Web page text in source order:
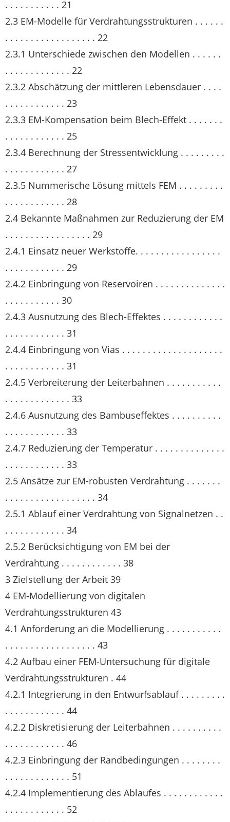
. . . . . . . . . . . 21
2.3 EM-Modelle für Verdrahtungsstrukturen . . . . . .
. . . . . . . . . . . . . . . . . . 22
2.3.1 Unterschiede zwischen den Modellen . . . . . .
. . . . . . . . . . . . . 22
2.3.2 Abschätzung der mittleren Lebensdauer . . . .
. . . . . . . . . . . . 23
2.3.3 EM-Kompensation beim Blech-Effekt . . . . . . .
. . . . . . . . . . . . 25
2.3.4 Berechnung der Stressentwicklung . . . . . . . . .
. . . . . . . . . . . . 27
2.3.5 Nummerische Lösung mittels FEM . . . . . . . . .
. . . . . . . . . . . . 28
2.4 Bekannte Maßnahmen zur Reduzierung der EM
. . . . . . . . . . . . . . . . . 29
2.4.1 Einsatz neuer Werkstoffe. . . . . . . . . . . . . . . . .
. . . . . . . . . . . . 29
2.4.2 Einbringung von Reservoiren . . . . . . . . . . . . . .
. . . . . . . . . . . 30
2.4.3 Ausnutzung des Blech-Effektes . . . . . . . . . . . .
. . . . . . . . . . . . 31
2.4.4 Einbringung von Vias . . . . . . . . . . . . . . . . . . . .
. . . . . . . . . . . . 31
2.4.5 Verbreiterung der Leiterbahnen . . . . . . . . . . .
. . . . . . . . . . . . . 33
2.4.6 Ausnutzung des Bambuseffektes . . . . . . . . . .
. . . . . . . . . . . . 33
2.4.7 Reduzierung der Temperatur . . . . . . . . . . . . . .
. . . . . . . . . . . . 33
2.5 Ansätze zur EM-robusten Verdrahtung . . . . . . .
. . . . . . . . . . . . . . . . . . 34
2.5.1 Ablauf einer Verdrahtung von Signalnetzen . .
. . . . . . . . . . . . 34
2.5.2 Berücksichtigung von EM bei der
Verdrahtung . . . . . . . . . . . . 38
3 Zielstellung der Arbeit 39
4 EM-Modellierung von digitalen
Verdrahtungsstrukturen 43
4.1 Anforderung an die Modellierung . . . . . . . . . . .
. . . . . . . . . . . . . . . . . . 43
4.2 Aufbau einer FEM-Untersuchung für digitale
Verdrahtungsstrukturen . 44
4.2.1 Integrierung in den Entwurfsablauf . . . . . . . . .
. . . . . . . . . . . . 44
4.2.2 Diskretisierung der Leiterbahnen . . . . . . . . . .
. . . . . . . . . . . . 46
4.2.3 Einbringung der Randbedingungen . . . . . . . .
. . . . . . . . . . . . . 51
4.2.4 Implementierung des Ablaufes . . . . . . . . . . . .
. . . . . . . . . . . . 52